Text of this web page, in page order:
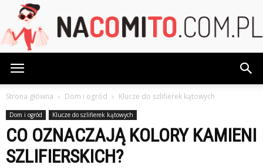
Strona główna Dom i ogród Klucze do szlifierek kątowych
Dom i ogród Klucze do szlifierek kątowych
CO OZNACZAJĄ KOLORY KAMIENI
SZLIFIERSKICH?